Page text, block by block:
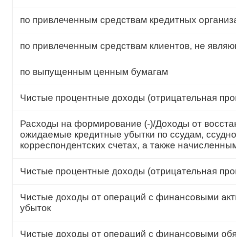
по привлеченным средствам кредитных
по привлеченным средствам клиентов, не
по выпущенным ценным бумагам
Чистые процентные доходы (отрицательная
Расходы на формирование (-)/Доходы от
ожидаемые кредитные убытки по ссудам,
корреспондентских счетах, а также
Чистые процентные доходы (отрицательная
Чистые доходы от операций с финансовыми
убыток
Чистые доходы от операций с финансовыми